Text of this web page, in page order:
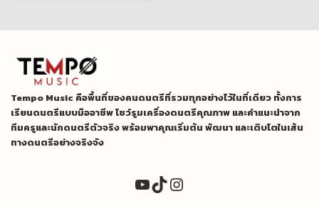
Tempo Music คือพื้นที่ของคนดนตรีที่รวมทุกอย่างไว้ในที่เดียว ทั้งการ
เรียนดนตรีแบบมืออาชีพ โชว์รูมเครื่องดนตรีคุณภาพ และคำแนะนำจาก
ทีมครูและนักดนตรีตัวจริง พร้อมพาคุณเริ่มต้น พัฒนา และเติบโตในเส้น
ทางดนตรีอย่างจริงจัง
YouTube
TikTok
Instagram